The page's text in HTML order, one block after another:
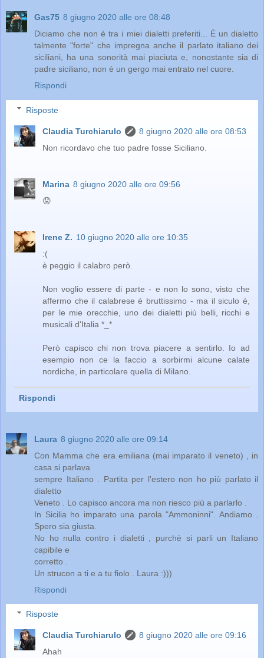
Gas75 8 giugno 2020 alle ore 08:48
Diciamo che non è tra i miei dialetti preferiti... È un dialetto
talmente "forte" che impregna anche il parlato italiano dei
siciliani, ha una sonorità mai piaciuta e, nonostante sia di
padre siciliano, non è un gergo mai entrato nel cuore.
Rispondi
Risposte
Claudia Turchiarulo
8 giugno 2020 alle ore 08:53
Non ricordavo che tuo padre fosse Siciliano.
Marina 8 giugno 2020 alle ore 09:56
😟
Irene Z. 10 giugno 2020 alle ore 10:35
:(
è peggio il calabro però.
Non voglio essere di parte - e non lo sono, visto che
affermo che il calabrese è bruttissimo - ma il siculo è,
per le mie orecchie, uno dei dialetti più belli, ricchi e
musicali d'Italia *_*
Però capisco chi non trova piacere a sentirlo. Io ad
esempio non ce la faccio a sorbirmi alcune calate
nordiche, in particolare quella di Milano.
Rispondi
Laura 8 giugno 2020 alle ore 09:14
Con Mamma che era emiliana (mai imparato il veneto) , in
casa si parlava
sempre Italiano . Partita per l'estero non ho più parlato il
dialetto
Veneto . Lo capisco ancora ma non riesco più a parlarlo .
In Sicilia ho imparato una parola "Ammoninni". Andiamo .
Spero sia giusta.
No ho nulla contro i dialetti , purchè si parli un Italiano
capibile e
corretto .
Un strucon a ti e a tu fiolo . Laura :)))
Rispondi
Risposte
Claudia Turchiarulo
8 giugno 2020 alle ore 09:16
Ahah